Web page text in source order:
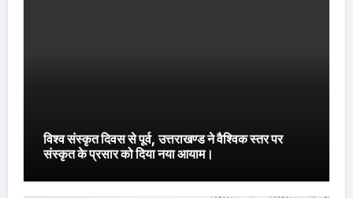
विश्व संस्कृत दिवस से पूर्व, उत्तराखण्ड ने वैश्विक स्तर पर
संस्कृत के प्रसार को दिया नया आयाम।